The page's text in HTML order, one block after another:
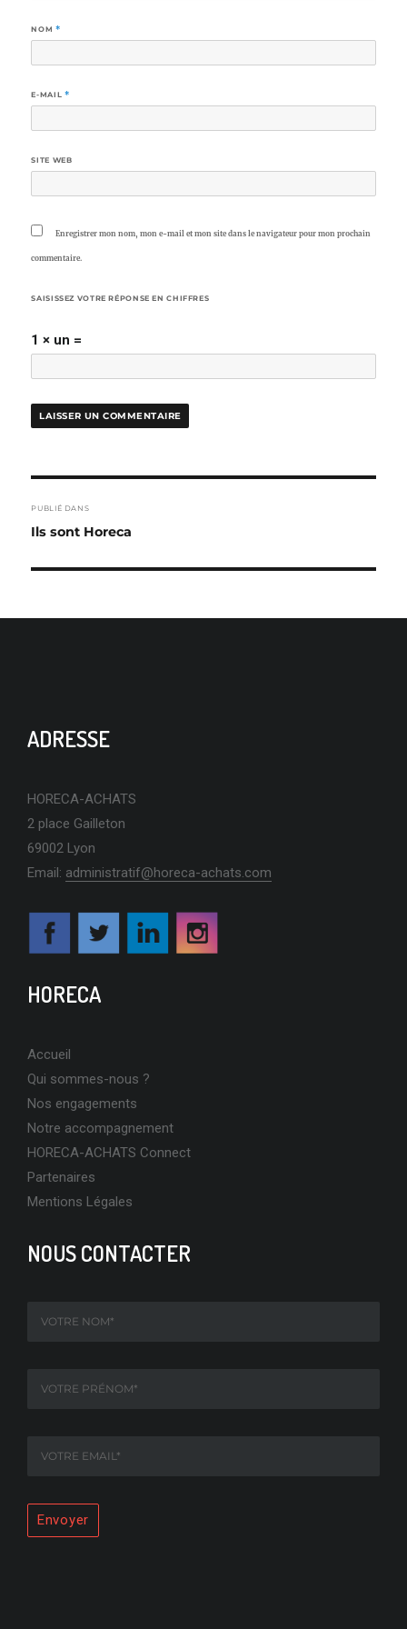
NOM *
E-MAIL *
SITE WEB
Enregistrer mon nom, mon e-mail et mon site dans le navigateur pour mon prochain
commentaire.
SAISISSEZ VOTRE RÉPONSE EN CHIFFRES
1 × un =
DE
PUBLIÉ DANS
Ils sont Horeca
ADRESSE
HORECA-ACHATS
2 place Gailleton
69002 Lyon
Email: administratif@horeca-achats.com
HORECA
Accueil
Qui sommes-nous ?
Nos engagements
Notre accompagnement
HORECA-ACHATS Connect
Partenaires
Mentions Légales
NOUS CONTACTER